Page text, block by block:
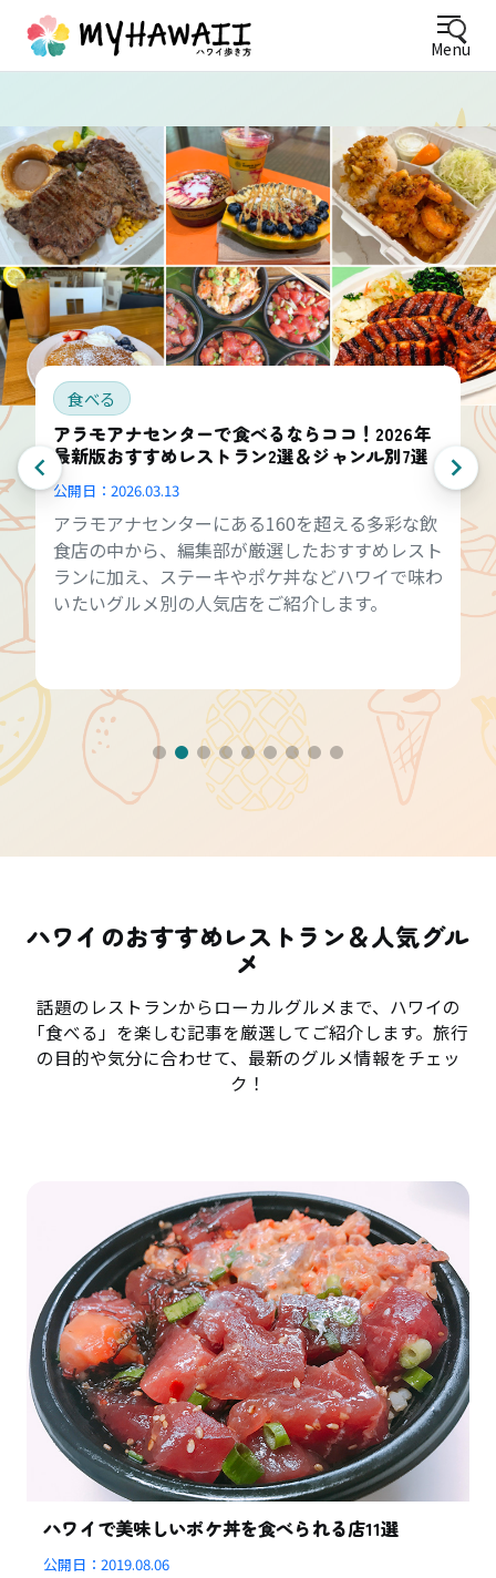
Menu
食べる
アラモアナセンターで食べるならココ！2026年
最新版おすすめレストラン2選＆ジャンル別7選
公開日： 2026.03.13
アラモアナセンターにある160を超える多彩な飲
食店の中から、編集部が厳選したおすすめレスト
ランに加え、ステーキやポケ丼などハワイで味わ
いたいグルメ別の人気店をご紹介します。
ハワイのおすすめレストラン＆人気グル
メ
話題のレストランからローカルグルメまで、ハワイの
「食べる」を楽しむ記事を厳選してご紹介します。旅行
の目的や気分に合わせて、最新のグルメ情報をチェッ
ク！
ハワイで美味しいポケ丼を食べられる店11選
公開日：2019.08.06